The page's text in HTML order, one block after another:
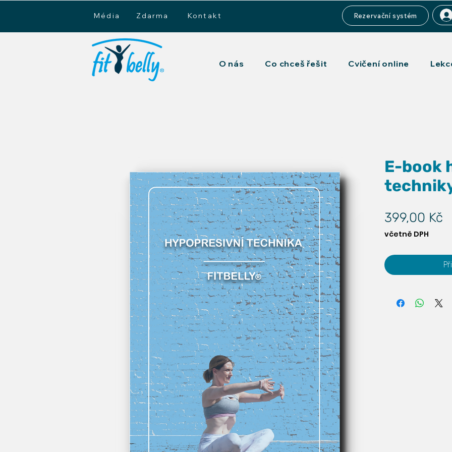
Média Kontakt
Zdarma Rezervační systém
O nás Co chceš řešit Cvičení online
E-book
399,00 Kč
včetně DPH